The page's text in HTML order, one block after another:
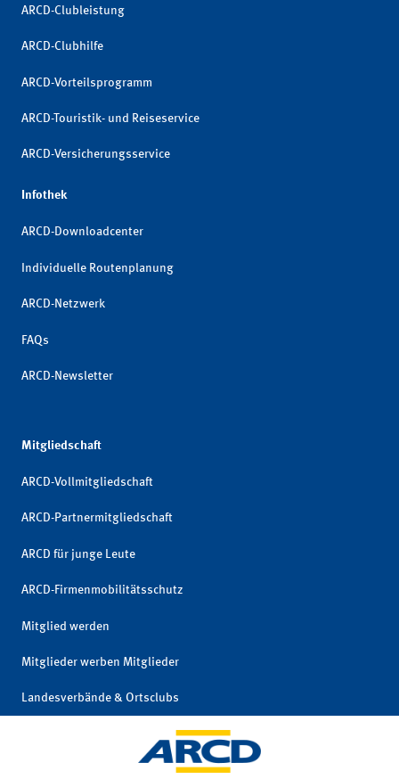
ARCD-Clubleistung
ARCD-Clubhilfe
ARCD-Vorteilsprogramm
ARCD-Touristik- und Reiseservice
ARCD-Versicherungsservice
Infothek
ARCD-Downloadcenter
Individuelle Routenplanung
ARCD-Netzwerk
FAQs
ARCD-Newsletter
Mitgliedschaft
ARCD-Vollmitgliedschaft
ARCD-Partnermitgliedschaft
ARCD für junge Leute
ARCD-Firmenmobilitätsschutz
Mitglied werden
Mitglieder werben Mitglieder
Landesverbände & Ortsclubs